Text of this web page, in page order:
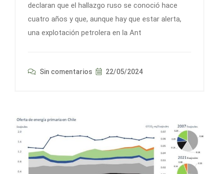
declaran que el hallazgo ruso se conoció hace
cuatro años y que, aunque hay que estar alerta,
una explotación petrolera en la Ant
Sin comentarios 22/05/2024